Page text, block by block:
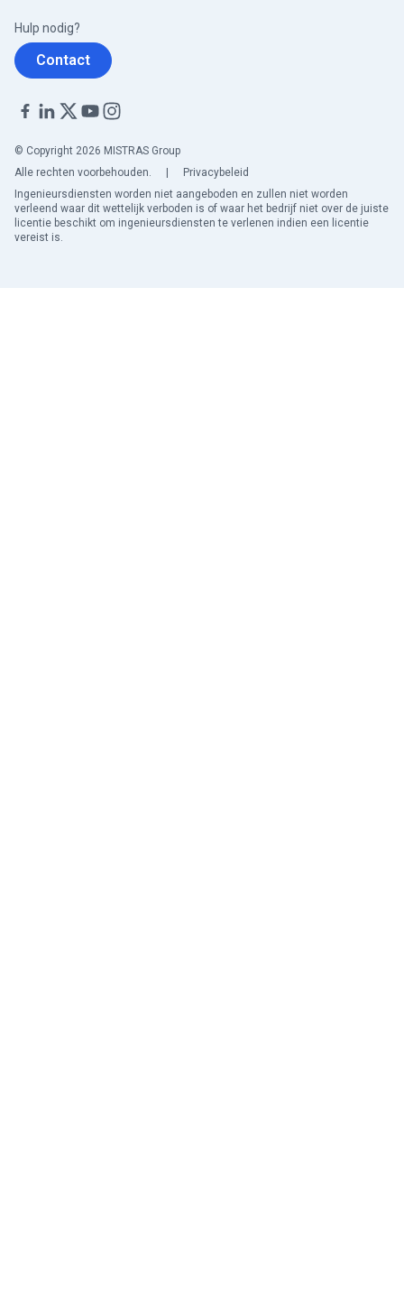
Hulp nodig?
Contact
© Copyright 2026 MISTRAS Group
Alle rechten voorbehouden.
Privacybeleid
Ingenieursdiensten worden niet aangeboden en zullen niet worden
verleend waar dit wettelijk verboden is of waar het bedrijf niet over de juiste
licentie beschikt om ingenieursdiensten te verlenen indien een licentie
vereist is.